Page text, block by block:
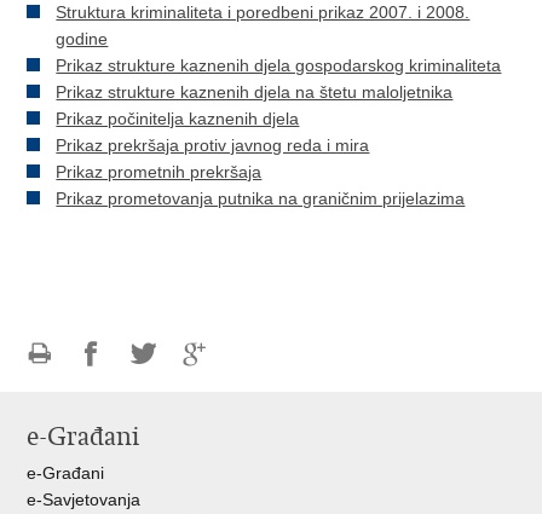
Struktura kriminaliteta i poredbeni prikaz 2007. i 2008.
godine
Prikaz strukture kaznenih djela gospodarskog kriminaliteta
Prikaz strukture kaznenih djela na štetu maloljetnika
Prikaz počinitelja kaznenih djela
Prikaz prekršaja protiv javnog reda i mira
Prikaz prometnih prekršaja
Prikaz prometovanja putnika na graničnim prijelazima
FacebookuTwitteru
e-Građani
e-Građani
e-Savjetovanja